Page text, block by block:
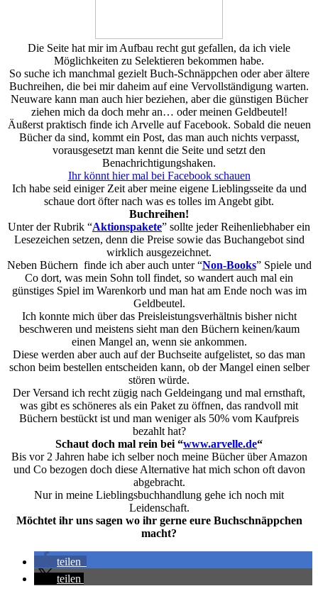
Die Seite hat mir im Aufbau recht gut gefallen, da ich viele
Möglichkeiten zu Selektieren bekommen habe.
So suche ich manchmal gezielt Buch-Schnäppchen oder aber ältere
Buchreihen, die bei mir daheim auf eine Vervollständigung warten.
Neuware kann man auch hier beziehen, aber die günstigen Bücher
ziehen mich da doch mehr an… oder meinen Geldbeutel!
Äußerst praktisch finde ich Arvelle auf Facebook. Sobald die neuen
Bücher da sind, kommt ein Post, das man auch nichts verpasst,
vorausgesetzt man kennt die Seite und setzt den
Benachrichtigungshaken.
Ihr könnt hier mal bei Facebook schauen
Ich habe seid einiger Zeit aber meine eigene Lieblingsseite da und
schaue dort öfter nach was es tolles im Angebt gibt.
Buchreihen!
Unter der Rubrik “Aktionspakete” sollte jeder Reihenliebhaber ein
Lesezeichen setzen, denn die Preise sowie das Buchangebot sind
wirklich ausgezeichnet.
Neben Büchern finde ich aber auch unter “Non-Books” Spiele und
Co dort, was mein Sohn toll findet, so wandert auch mal ein
günstiges Spiel im Warenkorb und man hat am Ende noch was im
Geldbeutel.
Ich konnte mich über das Preisleistungsverhältnis bisher nicht
beschweren und meistens sieht man den Büchern keinen/kaum
einen Mangel an, wenn sie ankommen.
Diese werden aber auch auf der Buchseite aufgelistet, so das man
schon beim bestellen entscheiden kann, ob der Mangel einen selber
stören würde.
Der Versand ich recht zügig nach Geldeingang und mal ernsthaft,
was gibt es schöneres als ein Paket zu öffnen, das randvoll mit
Büchern bestückt ist und man weniger als 50% vom Kaufpreis
bezahlt hat?
Schaut doch mal rein bei “www.arvelle.de“
Bis vor 2 Jahren habe ich selber noch meine Bücher über Amazon
und Co bezogen doch diese Alternative hat mich schon oft davon
abgebracht.
Nur in meine Lieblingsbuchhandlung gehe ich noch mit
Leidenschaft.
Möchtet ihr uns sagen wo ihr gerne eure Buchschnäppchen
macht?
teilen
teilen